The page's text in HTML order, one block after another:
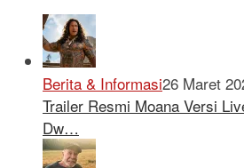
Berita & Informasi26 Maret
Trailer Resmi Moana Versi
Dw…